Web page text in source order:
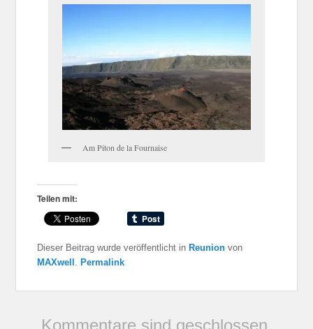
Am Piton de la Fournaise
Teilen mit:
Dieser Beitrag wurde veröffentlicht in Reunion von
MAXwell . Permalink